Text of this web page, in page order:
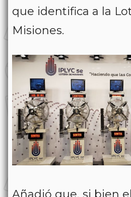
que identifica a la
Misiones.
Añadió que, si bien